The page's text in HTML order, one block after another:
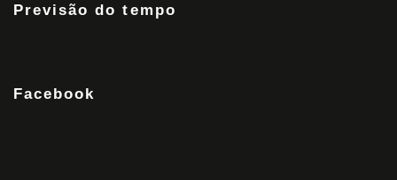
Previsão do tempo
Facebook